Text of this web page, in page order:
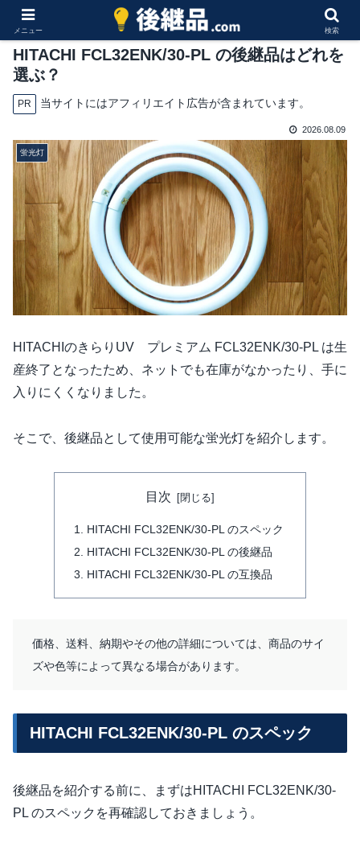
HITACHI FCL32ENK/30-PL の後継品はどれを
選ぶ？
PR 当サイトにはアフィリエイト広告が含まれています。
2026.08.09
蛍光灯
HITACHIのきらりUV プレミアム FCL32ENK/30-PL は生
産終了となったため、ネットでも在庫がなかったり、手に
入りにくくなりました。
そこで、後継品として使用可能な蛍光灯を紹介します。
目次
HITACHI FCL32ENK/30-PL のスペック
HITACHI FCL32ENK/30-PL の後継品
HITACHI FCL32ENK/30-PL の互換品
価格、送料、納期やその他の詳細については、商品のサイ
ズや色等によって異なる場合があります。
HITACHI FCL32ENK/30-PL のスペック
後継品を紹介する前に、まずはHITACHI FCL32ENK/30-
PL のスペックを再確認しておきましょう。
メニュー 検索